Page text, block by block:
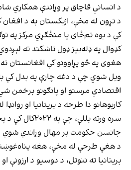
د انساني قاچاق پر وړاندې همکاري
د تړون له مخې، ازبکستان به د افغان
کې د یوه تم‌ځای یا منځګړي مرکز په
کډوال په ډله‌ییز ډول تاشکند ته
هغوی په څو پړاوونو کې افغانستان
ویل شوي چې د دغه چارې په بدل کې
اقتصادي مرستو او پانګونو برخمن
کارپوهانو دا طرحه د بریتانیا او
سره ورته بللې،
جانسن حکومت پر مهال وړاندې شوې
د هغې طرحې له مخې، هغه
بریتانیا ته ننوتل، د دوسیو د ارزونې